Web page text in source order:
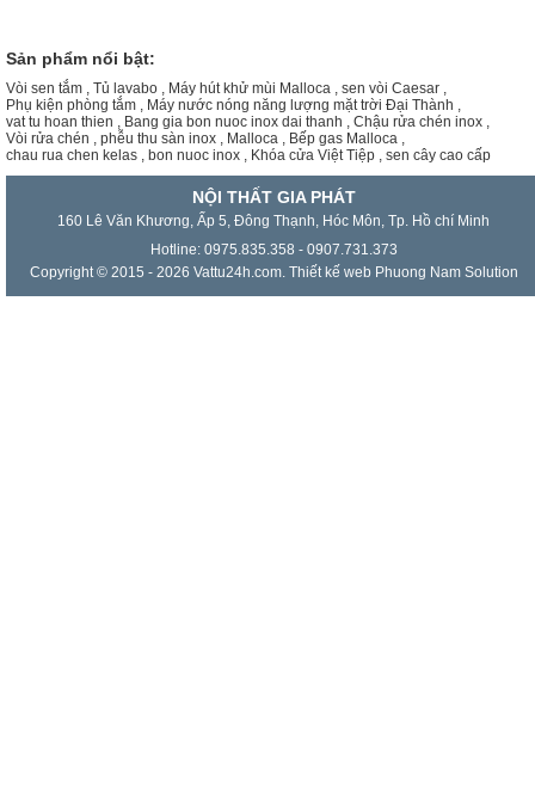
Sản phẩm nổi bật:
Vòi sen tắm , Tủ lavabo , Máy hút khử mùi Malloca , sen vòi Caesar ,
Phụ kiện phòng tắm , Máy nước nóng năng lượng mặt trời Đại Thành ,
vat tu hoan thien , Bang gia bon nuoc inox dai thanh , Chậu rửa chén inox ,
Vòi rửa chén , phễu thu sàn inox , Malloca , Bếp gas Malloca ,
chau rua chen kelas , bon nuoc inox , Khóa cửa Việt Tiệp , sen cây cao cấp
NỘI THẤT GIA PHÁT
160 Lê Văn Khương, Ấp 5, Đông Thạnh, Hóc Môn, Tp. Hồ chí Minh
Hotline: 0975.835.358 - 0907.731.373
Copyright © 2015 - 2026 Vattu24h.com. Thiết kế web Phuong Nam Solution